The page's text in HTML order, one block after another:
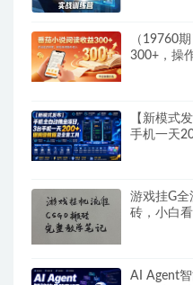
（19760
300+，操
【新模式
手机一天
游戏挂G全
砖，小白
AI Agent